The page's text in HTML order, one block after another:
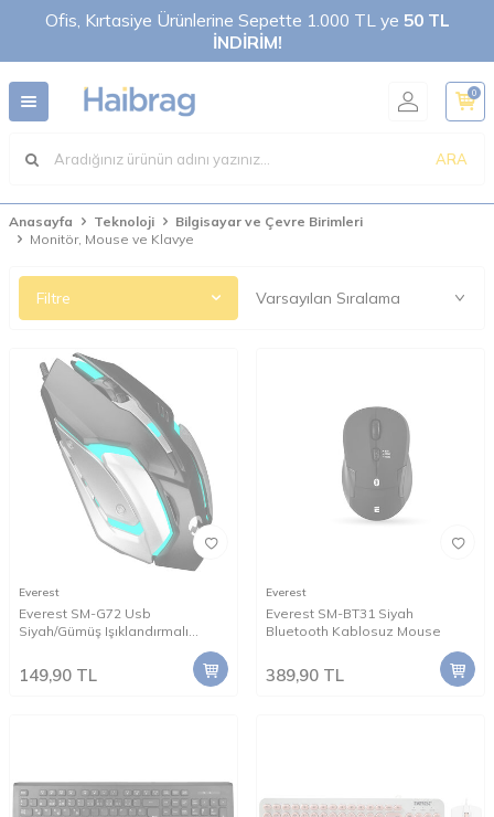
Ofis, Kırtasiye Ürünlerine Sepette 1.000 TL ye 50 TL
İNDİRİM!
ARA
0
Anasayfa Teknoloji
Bilgisayar ve Çevre Birimleri
Monitör, Mouse ve Klavye
Filtre
Everest
Everest SM-G72 Usb
Siyah/Gümüş Işıklandırmalı
149,90 TL
Everest
Everest SM-BT31 Siyah
Bluetooth Kablosuz Mouse
389,90 TL